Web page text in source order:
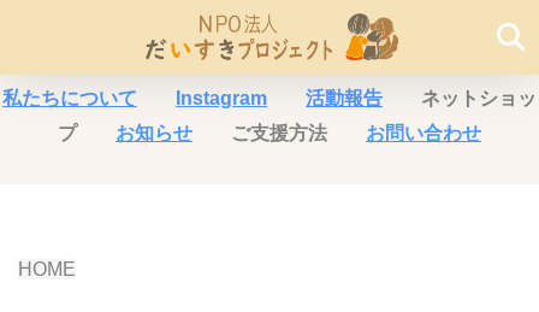
私たちについて Instagram 活動報告 ネットショッ
プ お知らせ ご支援方法 お問い合わせ
HOME